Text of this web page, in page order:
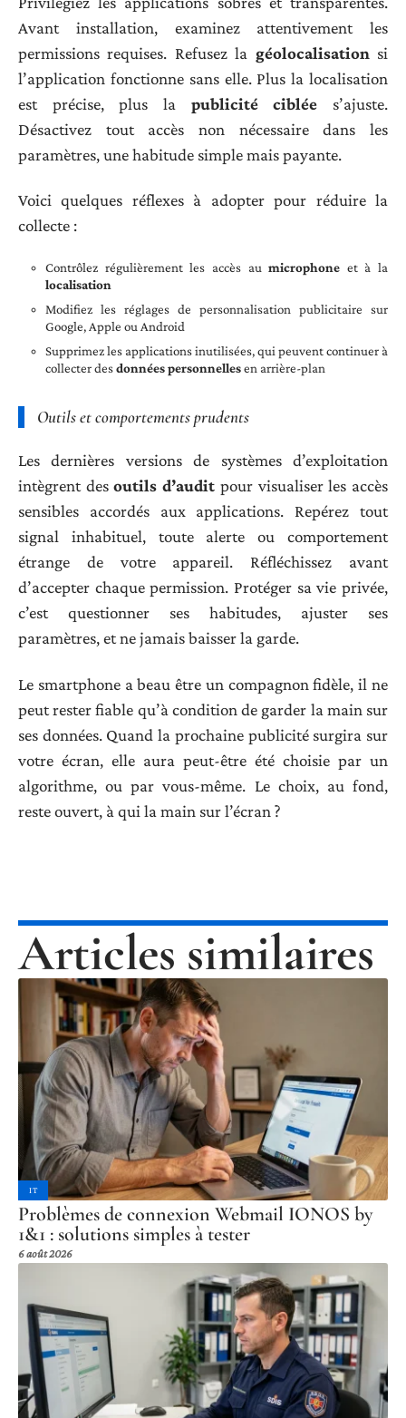
Avant installation, examinez attentivement les
permissions requises. Refusez la géolocalisation si
l’application fonctionne sans elle. Plus la localisation
est précise, plus la publicité ciblée s’ajuste.
Désactivez tout accès non nécessaire dans les
paramètres, une habitude simple mais payante.
Voici quelques réflexes à adopter pour réduire la
collecte :
Contrôlez régulièrement les accès aumicrophone et à la
localisation
Modifiez les réglages de personnalisation publicitaire sur
Google, Apple ou Android
Supprimez les applications inutilisées, qui peuvent continuer à
collecter desdonnées personnellesen arrière-plan
Outils et comportements prudents
Les dernières versions de systèmes d’exploitation
intègrent desoutils d’audit pour visualiser les accès
sensibles accordés aux applications. Repérez tout
signal inhabituel, toute alerte ou comportement
étrange de votre appareil. Réfléchissez avant
d’accepter chaque permission. Protéger sa vie privée,
c’est questionner ses habitudes, ajuster ses
paramètres, et ne jamais baisser la garde.
Le smartphone a beau être un compagnon fidèle, il ne
peut rester fiable qu’à condition de garder la main sur
ses données. Quand la prochaine publicité surgira sur
votre écran, elle aura peut-être été choisie par un
algorithme, ou par vous-même. Le choix, au fond,
reste ouvert, à qui la main sur l’écran ?
Articles similaires
IT
Problèmes de connexion Webmail IONOS by
1&1 : solutions simples à tester
6 août 2026